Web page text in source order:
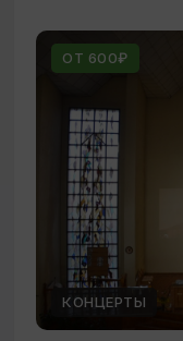
ОТ 600₽
КОНЦЕРТЫ